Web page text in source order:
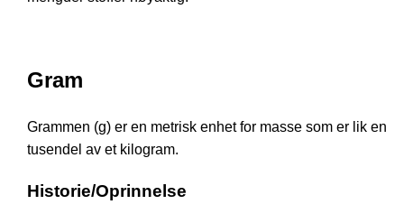
Gram
Grammen (g) er en metrisk enhet for masse som er lik en
tusendel av et kilogram.
Historie/Oprinnelse